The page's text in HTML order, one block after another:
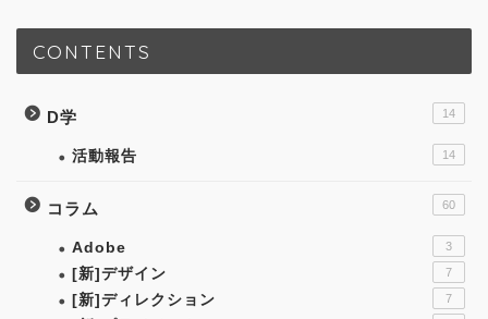
CONTENTS
D学 14
活動報告 14
コラム 60
Adobe 3
[新]デザイン 7
[新]ディレクション 7